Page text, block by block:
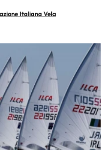
Italiana Vela